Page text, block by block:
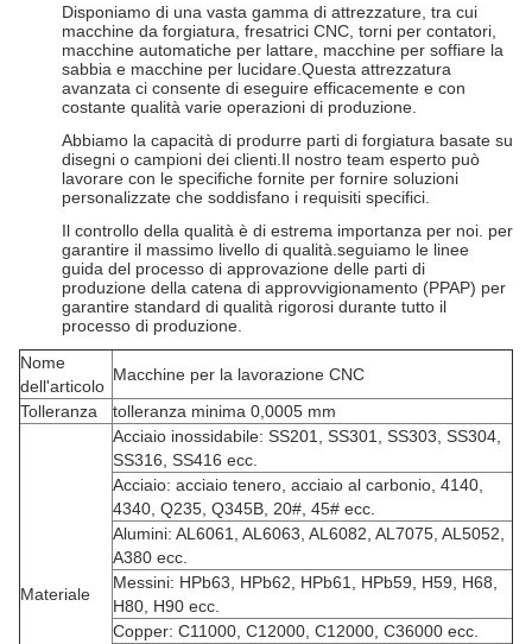
Disponiamo di una vasta gamma di attrezzature, tra cui
macchine da forgiatura, fresatrici CNC, torni per contatori,
macchine automatiche per lattare, macchine per soffiare la
sabbia e macchine per lucidare.Questa attrezzatura
avanzata ci consente di eseguire efficacemente e con
costante qualità varie operazioni di produzione.
Abbiamo la capacità di produrre parti di forgiatura basate su
disegni o campioni dei clienti.Il nostro team esperto può
lavorare con le specifiche fornite per fornire soluzioni
personalizzate che soddisfano i requisiti specifici.
Il controllo della qualità è di estrema importanza per noi. per
garantire il massimo livello di qualità.seguiamo le linee
guida del processo di approvazione delle parti di
produzione della catena di approvvigionamento (PPAP) per
garantire standard di qualità rigorosi durante tutto il
processo di produzione.
Nome
dell'articolo
Macchine per la lavorazione CNC
Tolleranza
tolleranza minima 0,0005 mm
Materiale
Acciaio inossidabile: SS201, SS301, SS303, SS304,
SS316, SS416 ecc.
Acciaio: acciaio tenero, acciaio al carbonio, 4140,
4340, Q235, Q345B, 20#, 45# ecc.
Alumini: AL6061, AL6063, AL6082, AL7075, AL5052,
A380 ecc.
Messini: HPb63, HPb62, HPb61, HPb59, H59, H68,
H80, H90 ecc.
Copper: C11000, C12000, C12000, C36000 ecc.